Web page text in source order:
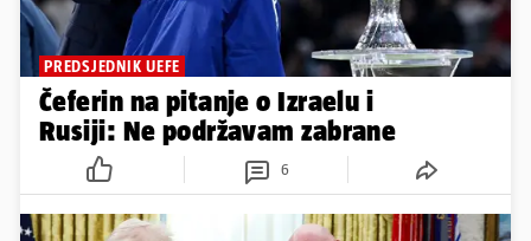
PREDSJEDNIK UEFE
Čeferin na pitanje o Izraelu i
Rusiji: Ne podržavam zabrane
6